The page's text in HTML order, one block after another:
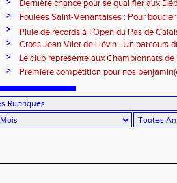
Dernière chance pour se qualifier aux
Minimes ! 🚨
>
Foulées Saint-Venantaises : Pour
>
Pluie de records à l'Open du Pas de
>
Cross Jean Vilet de Liévin : Un parcours
de France ! 😮‍💨
>
Le club représenté aux Championnats
> Première compétition pour nos